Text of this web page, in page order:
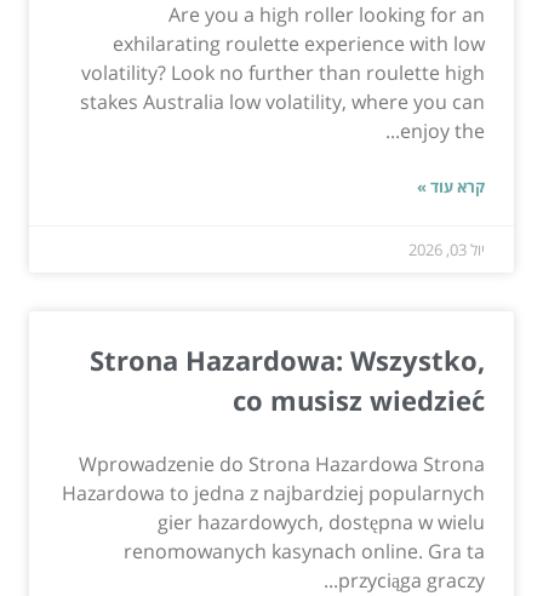
Are you a high roller looking for an
exhilarating roulette experience with low
volatility? Look no further than roulette high
stakes Australia low volatility, where you can
enjoy the...
קרא עוד »
יול 03, 2026
Strona Hazardowa: Wszystko,
co musisz wiedzieć
Wprowadzenie do Strona Hazardowa Strona
Hazardowa to jedna z najbardziej popularnych
gier hazardowych, dostępna w wielu
renomowanych kasynach online. Gra ta
przyciąga graczy...